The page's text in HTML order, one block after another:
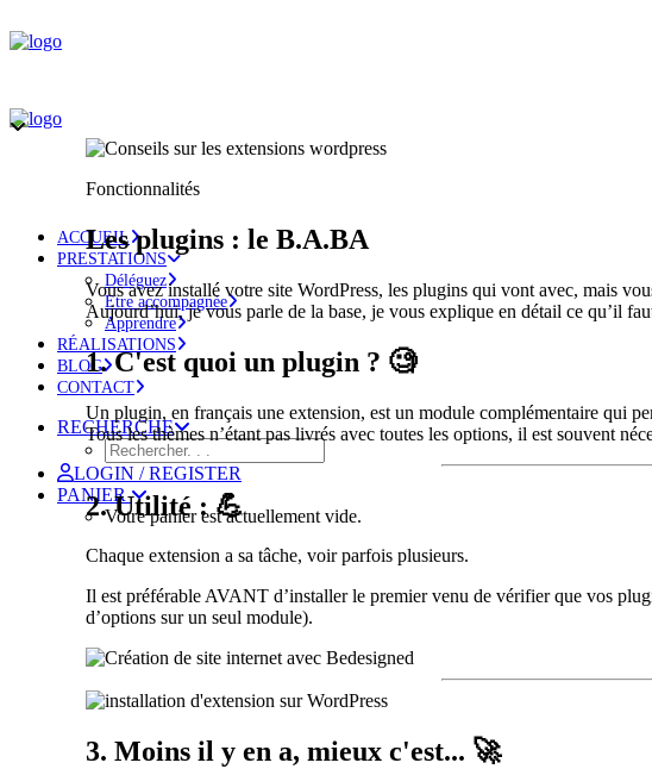
ACCUEIL
PRESTATIONS
Déléguez
Etre accompagnée
Apprendre
RÉALISATIONS
BLOG
CONTACT
RECHERCHE
LOGIN / REGISTER
PANIER
Votre panier est actuellement vide.
Fonctionnalités
Les plugins : le B.A.BA
Vous avez installé votre site WordPress, les plugins qui vont avec, mais
Aujourd’hui, je vous parle de la base, je vous explique en détail ce qu’il
1. C'est quoi un plugin ? 🧐
Un plugin, en français une extension, est un module complémentaire qui
Tous les thèmes n’étant pas livrés avec toutes les options, il est souvent
2. Utilité : 💪
Chaque extension a sa tâche, voir parfois plusieurs.
Il est préférable AVANT d’installer le premier venu de vérifier que vos
d’options sur un seul module).
3. Moins il y en a, mieux c'est... 🚀